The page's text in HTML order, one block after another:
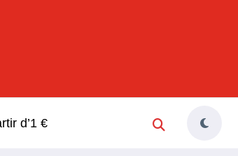
d’1 €